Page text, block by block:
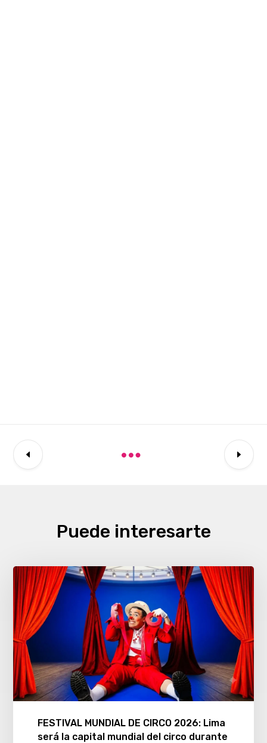
Puede interesarte
FESTIVAL MUNDIAL DE CIRCO 2026: Lima
será la capital mundial del circo durante